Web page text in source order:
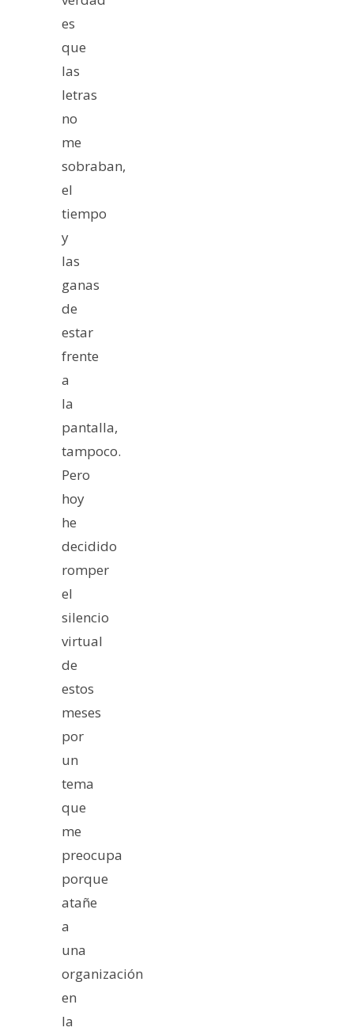
es
que
las
letras
no
me
sobraban,
el
tiempo
y
las
ganas
de
estar
frente
a
la
pantalla,
tampoco.
Pero
hoy
he
decidido
romper
el
silencio
virtual
de
estos
meses
por
un
tema
que
me
preocupa
porque
atañe
a
una
organización
en
la